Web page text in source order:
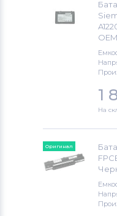
Аккумуляторы
Аккумуляторы
Аккумуляторы
OEM
1
На
Оригинал